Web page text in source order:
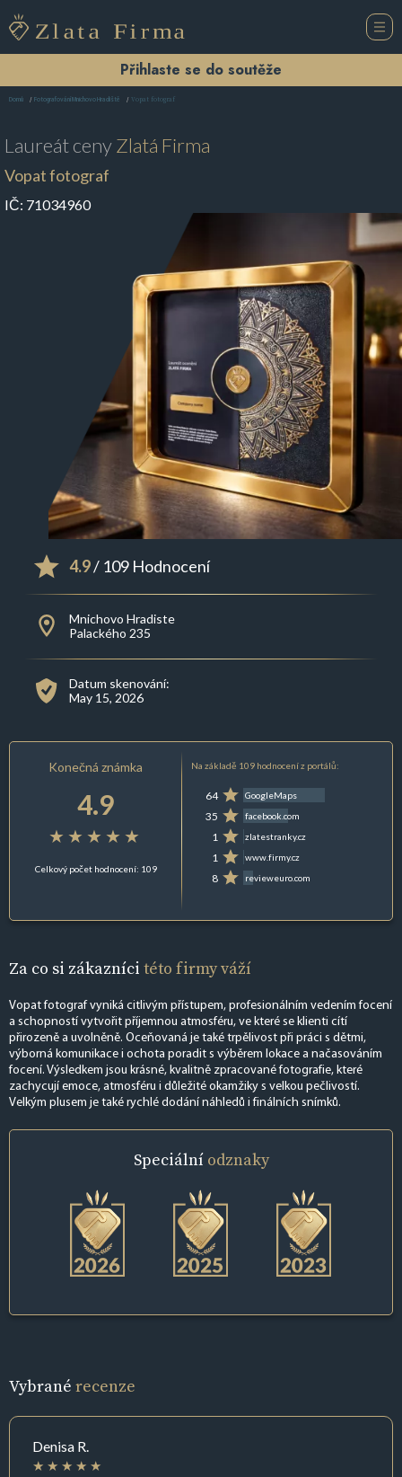
Přihlaste se do soutěže
Domů Fotografování Mnichovo Hradiště Vopat fotograf
Laureát cenyZlatá Firma
Vopat fotograf
IČ: 71034960
4.9/ 109 Hodnocení
Mnichovo Hradiste
Palackého 235
Datum skenování:
May 15, 2026
Konečná známka
4.9
Celkový počet hodnocení: 109
Na základě 109 hodnocení z portálů:
64 GoogleMaps
35 facebook.com
1 zlatestranky.cz
1 www.firmy.cz
8 revieweuro.com
Za co si zákazníci této firmy váží
Vopat fotograf vyniká citlivým přístupem, profesionálním vedením focení
a schopností vytvořit příjemnou atmosféru, ve které se klienti cítí
přirozeně a uvolněně. Oceňovaná je také trpělivost při práci s dětmi,
výborná komunikace i ochota poradit s výběrem lokace a načasováním
focení. Výsledkem jsou krásné, kvalitně zpracované fotografie, které
zachycují emoce, atmosféru i důležité okamžiky s velkou pečlivostí.
Velkým plusem je také rychlé dodání náhledů i finálních snímků.
Speciální odznaky
Vybrané recenze
Denisa R.